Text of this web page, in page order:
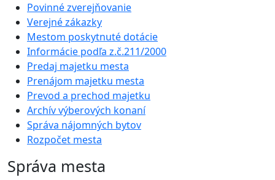
Povinné zverejňovanie
Verejné zákazky
Mestom poskytnuté dotácie
Informácie podľa z.č.211/2000
Predaj majetku mesta
Prenájom majetku mesta
Prevod a prechod majetku
Archív výberových konaní
Správa nájomných bytov
Rozpočet mesta
Správa mesta